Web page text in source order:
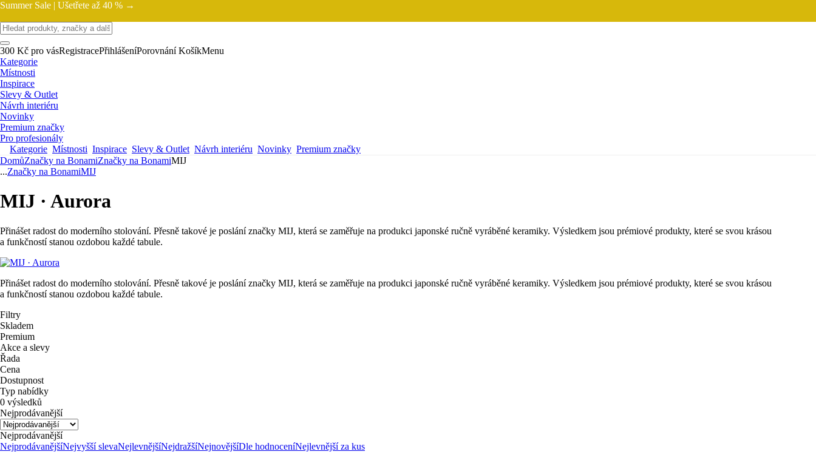
Summer Sale | Ušetřete až 40 % →
300 Kč pro vásRegistracePřihlášeníPorovnání KošíkMenu
Kategorie
Místnosti
Inspirace
Slevy & Outlet
Návrh interiéru
Novinky
Premium značky
Pro profesionály
Kategorie Místnosti Inspirace Slevy & Outlet Návrh interiéru Novinky Premium značky
DomůZnačky na BonamiZnačky na BonamiMIJ
...Značky na BonamiMIJ
MIJ · Aurora
Přinášet radost do moderního stolování. Přesně takové je poslání značky MIJ, která se zaměřuje na produkci japonské ručně vyráběné keramiky. Výsledkem jsou prémiové produkty, které se svou krásou
a funkčností stanou ozdobou každé tabule.
Přinášet radost do moderního stolování. Přesně takové je poslání značky MIJ, která se zaměřuje na produkci japonské ručně vyráběné keramiky. Výsledkem jsou prémiové produkty, které se svou krásou
a funkčností stanou ozdobou každé tabule.
Filtry
Skladem
Premium
Akce a slevy
Řada
Cena
Dostupnost
Typ nabídky
0 výsledků
Nejprodávanější
Nejprodávanější
NejprodávanějšíNejvyšší slevaNejlevnějšíNejdražšíNejnovějšíDle hodnoceníNejlevnější za kus